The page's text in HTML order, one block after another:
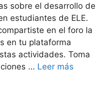
sobre el desarrollo de
estudiantes de ELE.
en el foro la
en tu plataforma
actividades. Toma
… Leer más